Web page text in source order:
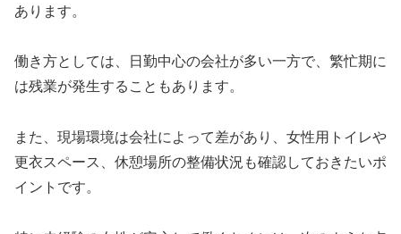
あります。
働き方としては、日勤中心の会社が多い一方で、繁忙期に
は残業が発生することもあります。
また、現場環境は会社によって差があり、女性用トイレや
更衣スペース、休憩場所の整備状況も確認しておきたいポ
イントです。